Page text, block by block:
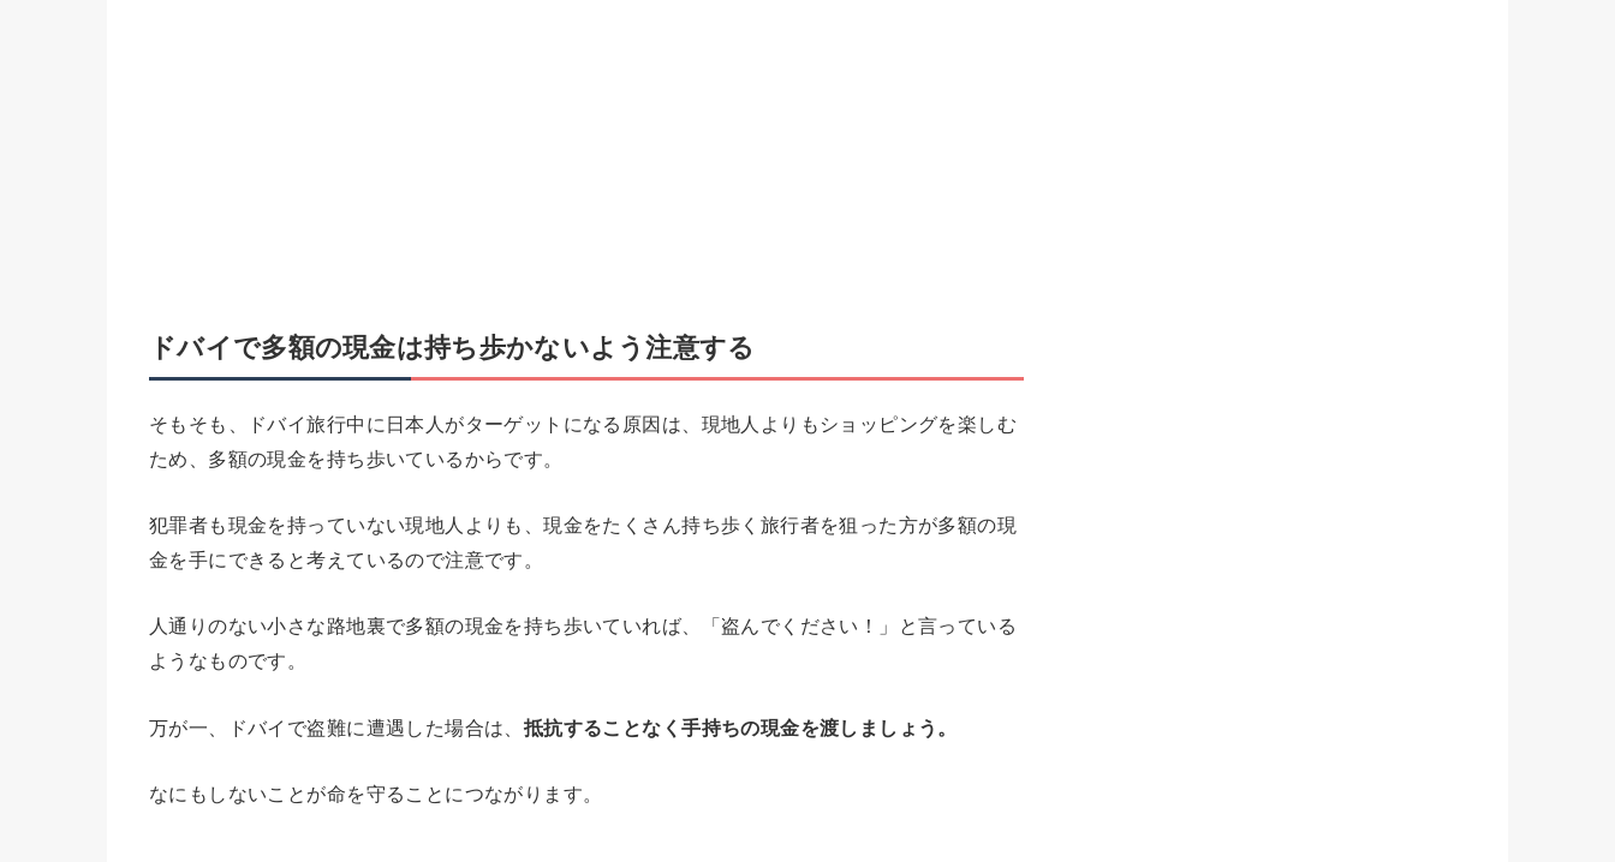
ドバイで多額の現金は持ち歩かないよう注意する
そもそも、ドバイ旅行中に日本人がターゲットになる原因は、現地人よりもショッピングを楽しむ
ため、多額の現金を持ち歩いているからです。
犯罪者も現金を持っていない現地人よりも、現金をたくさん持ち歩く旅行者を狙った方が多額の現
金を手にできると考えているので注意です。
人通りのない小さな路地裏で多額の現金を持ち歩いていれば、「盗んでください！」と言っている
ようなものです。
万が一、ドバイで盗難に遭遇した場合は、 抵抗することなく手持ちの現金を渡しましょう。
なにもしないことが命を守ることにつながります。